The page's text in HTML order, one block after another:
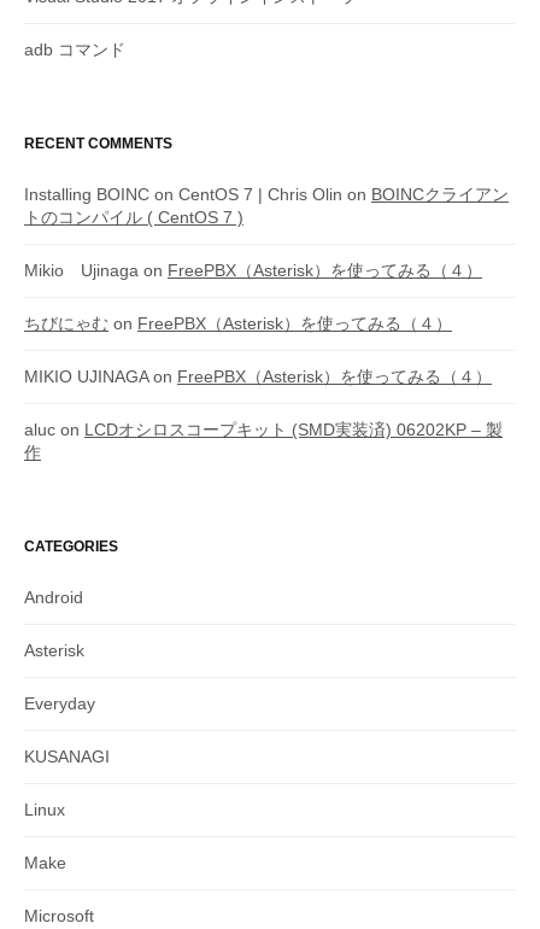
adb コマンド
RECENT COMMENTS
Installing BOINC on CentOS 7 | Chris Olin on BOINCクライアン
トのコンパイル ( CentOS 7 )
Mikio Ujinaga on FreePBX（Asterisk）を使ってみる（４）
ちびにゃむ on FreePBX（Asterisk）を使ってみる（４）
MIKIO UJINAGAon FreePBX（Asterisk）を使ってみる（４）
aluc on LCDオシロスコープキット (SMD実装済) 06202KP – 製
作
CATEGORIES
Android
Asterisk
Everyday
KUSANAGI
Linux
Make
Microsoft